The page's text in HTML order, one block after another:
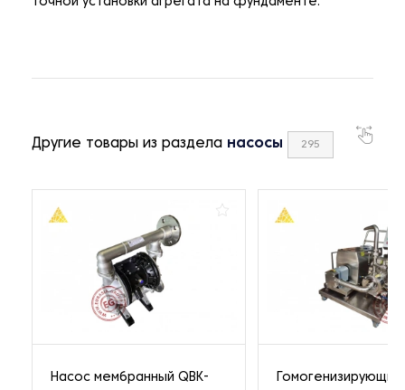
точной установки агрегата на фундаменте.
Другие товары из раздела насосы 295
Насос мембранный QBK-
Гомогенизирующий